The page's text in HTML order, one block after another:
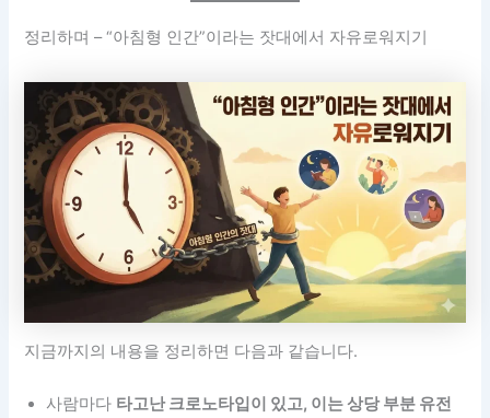
정리하며 – “아침형 인간”이라는 잣대에서 자유로워지기
지금까지의 내용을 정리하면 다음과 같습니다.
사람마다 타고난 크로노타입이 있고, 이는 상당 부분 유전